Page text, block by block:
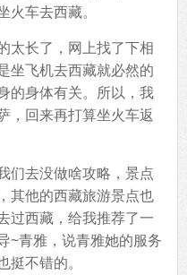
车去西藏。
太长了，网上找了下相
坐飞机去西藏就必然的
的身体有关。所以，我
，回来再打算坐火车返
们去没做啥攻略，景点
其他的西藏旅游景点也
过西藏，给我推荐了一
~青雅，说青雅她的服务
不错的。